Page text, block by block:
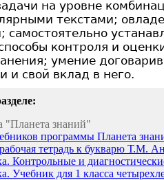
на уровне
текстами;
контроля и
умение
и свой вклад в него.
"Планета знаний"
программы Планета
тетрадь к букварю Т.М.
Контрольные и
Учебник для 1 класса